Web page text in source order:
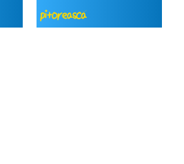
pitorească